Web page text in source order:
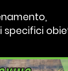
specifici